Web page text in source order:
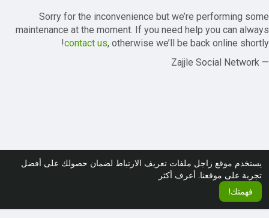
يستخدم موقع زاجل ملفات تعريف الارتباط لضمان حصولك على أفضل
تجربة على موقعنا. أعرف أكثر
فهمتك!
Sorry for the inconvenience but we’re performing some
maintenance at the moment. If you need help you can always
contact us, otherwise we’ll be back online shortly!
— Zajjle Social Network